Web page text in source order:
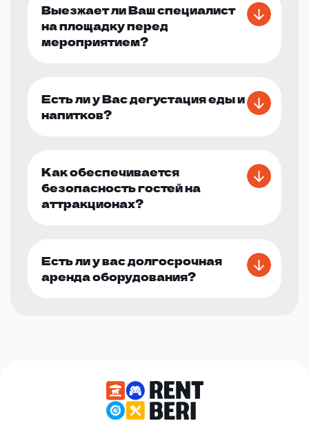
Выезжает ли Ваш специалист
на площадку перед
мероприятием?
Есть ли у Вас дегустация еды и
напитков?
Как обеспечивается
безопасность гостей на
аттракционах?
Есть ли у вас долгосрочная
аренда оборудования?